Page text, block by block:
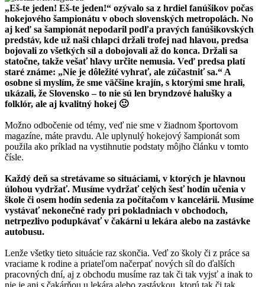
„Eš-te jeden! Eš-te jeden!“ ozývalo sa z hrdiel fanúšikov počas
hokejového šampionátu v oboch slovenských metropolách. No
aj keď sa šampionát nepodaril podľa pravých fanúšikovských
predstáv, kde už naši chlapci držali trofej nad hlavou, predsa
bojovali zo všetkých síl a dobojovali až do konca. Držali sa
statočne, takže vešať hlavy určite nemusia. Veď predsa platí
staré známe: „Nie je dôležité vyhrať, ale zúčastniť sa.“ A
osobne si myslím, že sme väčšine krajín, s ktorými sme hrali,
ukázali, že Slovensko – to nie sú len bryndzové halušky a
folklór, ale aj kvalitný hokej 🙂
Možno odbočenie od témy, veď nie sme v žiadnom športovom
magazíne, máte pravdu. Ale uplynulý hokejový šampionát som
použila ako príklad na vystihnutie podstaty môjho článku v tomto
čísle.
Každý deň sa stretávame so situáciami, v ktorých je hlavnou
úlohou vydržať. Musíme vydržať celých šesť hodín učenia v
škole či osem hodín sedenia za počítačom v kancelárii. Musíme
vystávať nekonečné rady pri pokladniach v obchodoch,
netrpezlivo podupkávať v čakárni u lekára alebo na zastávke
autobusu.
Lenže všetky tieto situácie raz skončia. Veď zo školy či z práce sa
vraciame k rodine a priateľom načerpať nových síl do ďalších
pracovných dní, aj z obchodu musíme raz tak či tak vyjsť a inak to
nie je ani s čakárňou u lekára alebo zastávkou, ktorú tak či tak